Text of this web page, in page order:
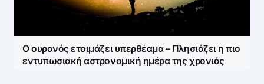
Ο ουρανός ετοιμάζει υπερθέαμα – Πλησιάζει η πιο
εντυπωσιακή αστρονομική ημέρα της χρονιάς